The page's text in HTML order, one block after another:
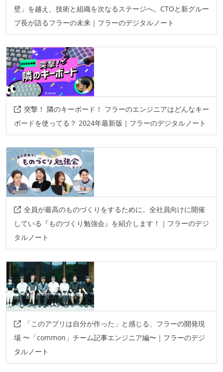
docker
github-actions storybook
その他、現場で使われている技術
プロジェクト管理
jira
情報共有ツール
slack
notion
aws
aws-cloudformation
google-cloud-platform
mackerel
壁」を越え、技術と組織を次なるステージへ。CTOと新グルー
プ長が語るフラーの未来｜フラーのデジタルノート
突撃！ 隣のキーボード！ フラーのエンジニアはどんなキー
ボードを使ってる？ 2024年最新版｜フラーのデジタルノート
全員が最高のものづくりをするために。全社員向けに開催
している『ものづくり勉強会』を紹介します！｜フラーのデジ
タルノート
「このアプリは自分が作った」と感じる、フラーの開発現
場 〜「common」チーム記事エンジニア編〜｜フラーのデジ
タルノート